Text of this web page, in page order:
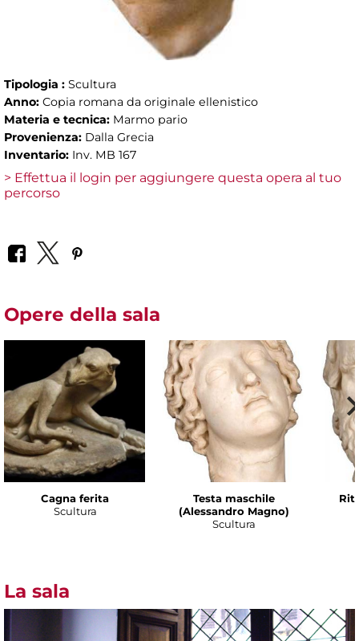
Tipologia : Scultura
Anno: Copia romana da originale ellenistico
Materia e tecnica: Marmo pario
Provenienza: Dalla Grecia
Inventario: Inv. MB 167
> Effettua il login per aggiungere questa opera al tuo
percorso
Opere della sala
Cagna ferita
Scultura
Testa maschile
(Alessandro Magno)
Scultura
La sala